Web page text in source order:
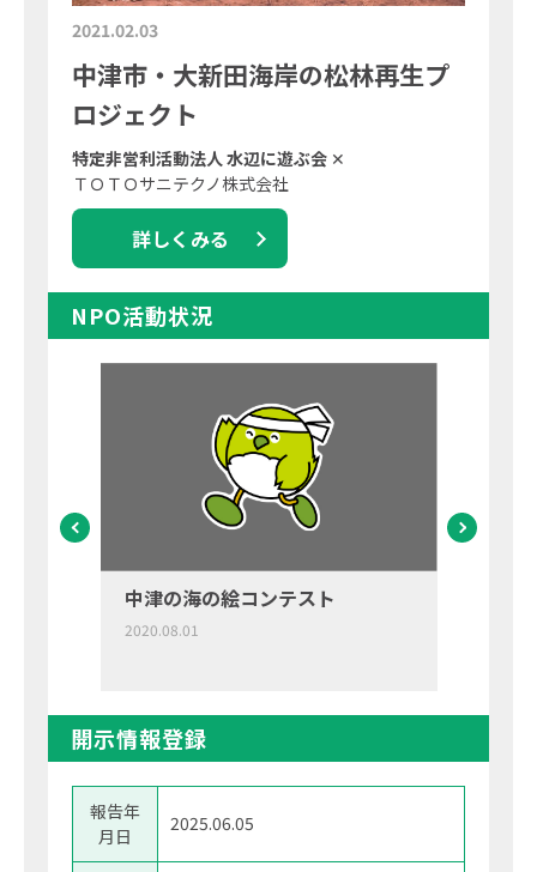
2021.02.03
中津市・大新田海岸の松林再生プ
ロジェクト
特定非営利活動法人 水辺に遊ぶ会 ✕
ＴＯＴＯサニテクノ株式会社
詳しくみる
NPO活動状況
中津の海の絵コンテスト
2020.08.01
開示情報登録
報告年
月日
2025.06.05